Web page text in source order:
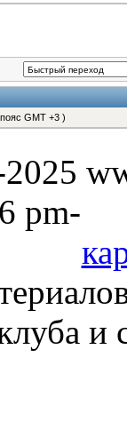
GMT +3 )
pm-
и